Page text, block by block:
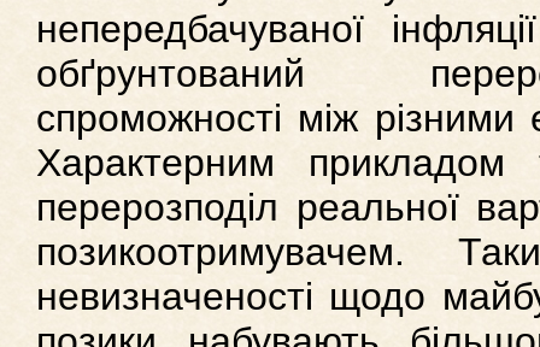
непередбачуваної
обґрунтований
спроможності між різними
Характерним прикладом
перерозподіл реальної
позикоотримувачем.
невизначеності щодо